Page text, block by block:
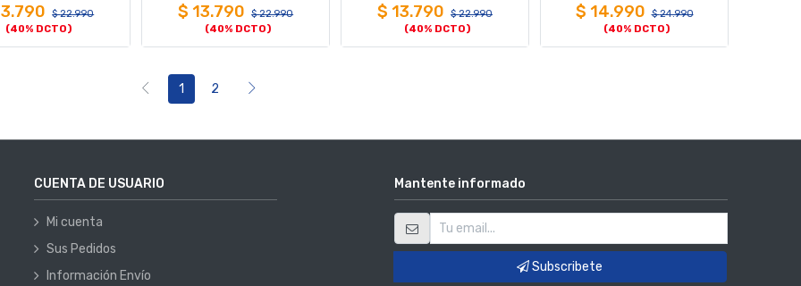
$22.990
(40% DCTO)
$ 13.790 $22.990
(40% DCTO)
$ 13.790 $22.990
(40% DCTO)
$ 14.990 $24.990
(40% DCTO)
1 2
CUENTA DE USUARIO
Mi cuenta
Sus Pedidos
Información Envío
Mantente informado
Subscribete